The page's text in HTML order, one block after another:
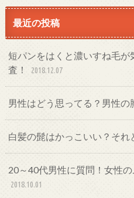
最近の投稿
短パンをはくと濃いすね毛
査！
2018.12.07
男性はどう思ってる？男性の
白髪の髭はかっこいい？それ
20～40代男性に質問！女性
2018.10.01